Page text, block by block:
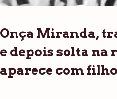
Onça Miranda,
e depois solta na
aparece com